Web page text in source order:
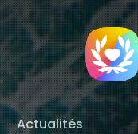
Actualités